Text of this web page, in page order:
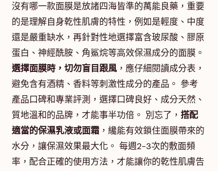
沒有哪一款面膜是放諸四海皆準的萬能良藥，重要
的是理解自身乾性肌膚的特性，例如是輕度、中度
還是嚴重缺水，再針對性地選擇富含玻尿酸、膠原
蛋白、神經酰胺、角鯊烷等高效保濕成分的面膜。
選擇面膜時，切勿盲目跟風 ，應仔細閱讀成分表，
避免含有酒精、香料等刺激性成分的產品。 參考
產品口碑和專業評測，選擇口碑良好、成分天然、
質地溫和的品牌，才能事半功倍。 別忘了， 搭配
適當的保濕乳液或面霜 ，纔能有效鎖住面膜帶來的
水分，讓保濕效果最大化。 每週2-3次的敷面頻
率，配合正確的使用方法，才能讓你的乾性肌膚告